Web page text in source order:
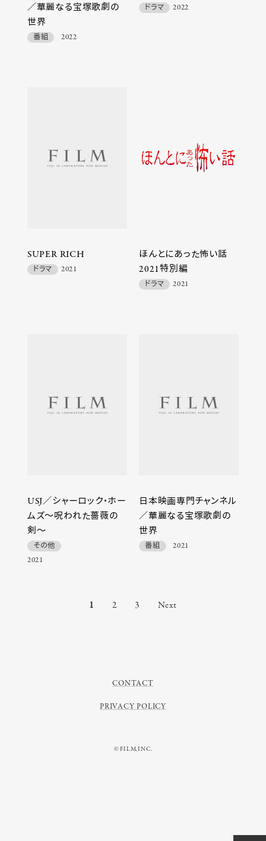
／華麗なる宝塚歌劇の
世界
番組 2022
ドラマ 2022
SUPER RICH
ドラマ 2021
ほんとにあった怖い話
2021特別編
ドラマ 2021
USJ／シャーロック・ホー
ムズ～呪われた薔薇の
剣～
その他
2021
日本映画専門チャンネル
／華麗なる宝塚歌劇の
世界
番組 2021
1 2 3 Next
CONTACT
PRIVACY POLICY
© FILM,INC.